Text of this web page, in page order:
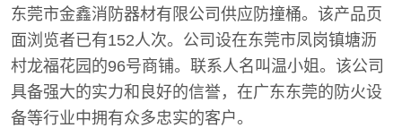
东莞市金鑫消防器材有限公司供应防撞桶。该产品页
面浏览者已有152人次。公司设在东莞市凤岗镇塘沥
村龙福花园的96号商铺。联系人名叫温小姐。该公司
具备强大的实力和良好的信誉，在广东东莞的防火设
备等行业中拥有众多忠实的客户。